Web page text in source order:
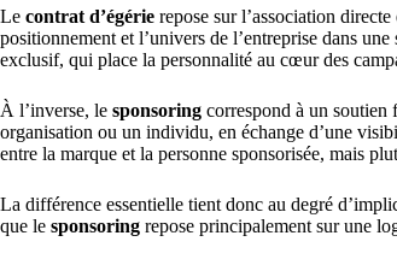
Le contrat d’égérie repose sur l’association
positionnement et l’univers de l’entreprise dans
exclusif, qui place la personnalité au cœur des
À l’inverse, le sponsoring correspond à un soutien
organisation ou un individu, en échange d’une
entre la marque et la personne sponsorisée, mais
La différence essentielle tient donc au degré
que le sponsoring repose principalement sur une